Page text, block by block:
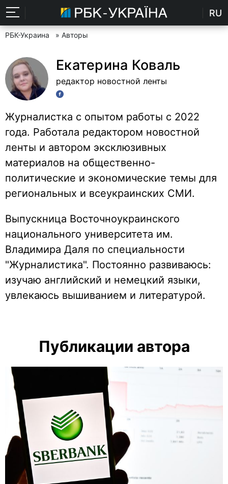
RU
РБК-Украина » Авторы
Екатерина Коваль
редактор новостной ленты
Журналистка с опытом работы с 2022
года. Работала редактором новостной
ленты и автором эксклюзивных
материалов на общественно-
политические и экономические темы для
региональных и всеукраинских СМИ.
Выпускница Восточноукраинского
национального университета им.
Владимира Даля по специальности
"Журналистика". Постоянно развиваюсь:
изучаю английский и немецкий языки,
увлекаюсь вышиванием и литературой.
Публикации автора